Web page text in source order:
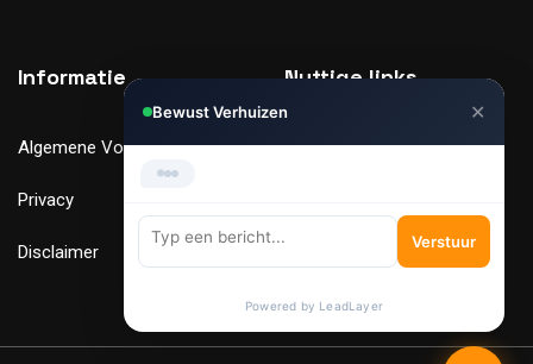
Informatie
Algemene Voorwaarden
Privacy
Disclaimer
Nuttige links
Tarieven
Bewust Verhuizen ✕
Verstuur
Powered by LeadLayer